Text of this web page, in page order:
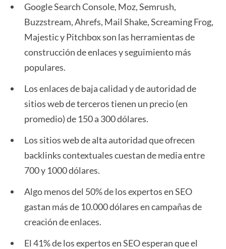
Google Search Console, Moz, Semrush,
Buzzstream, Ahrefs, Mail Shake, Screaming Frog,
Majestic y Pitchbox son las herramientas de
construcción de enlaces y seguimiento más
populares.
Los enlaces de baja calidad y de autoridad de
sitios web de terceros tienen un precio (en
promedio) de 150 a 300 dólares.
Los sitios web de alta autoridad que ofrecen
backlinks contextuales cuestan de media entre
700 y 1000 dólares.
Algo menos del 50% de los expertos en SEO
gastan más de 10.000 dólares en campañas de
creación de enlaces.
El 41% de los expertos en SEO esperan que el